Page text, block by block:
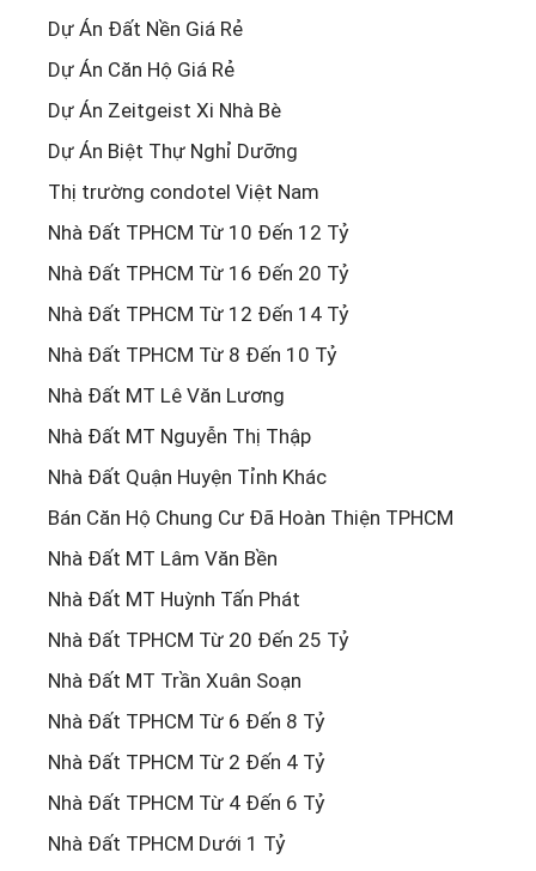
Dự Án Đất Nền Giá Rẻ
Dự Án Căn Hộ Giá Rẻ
Dự Án Zeitgeist Xi Nhà Bè
Dự Án Biệt Thự Nghỉ Dưỡng
Thị trường condotel Việt Nam
Nhà Đất TPHCM Từ 10 Đến 12 Tỷ
Nhà Đất TPHCM Từ 16 Đến 20 Tỷ
Nhà Đất TPHCM Từ 12 Đến 14 Tỷ
Nhà Đất TPHCM Từ 8 Đến 10 Tỷ
Nhà Đất MT Lê Văn Lương
Nhà Đất MT Nguyễn Thị Thập
Nhà Đất Quận Huyện Tỉnh Khác
Bán Căn Hộ Chung Cư Đã Hoàn Thiện TPHCM
Nhà Đất MT Lâm Văn Bền
Nhà Đất MT Huỳnh Tấn Phát
Nhà Đất TPHCM Từ 20 Đến 25 Tỷ
Nhà Đất MT Trần Xuân Soạn
Nhà Đất TPHCM Từ 6 Đến 8 Tỷ
Nhà Đất TPHCM Từ 2 Đến 4 Tỷ
Nhà Đất TPHCM Từ 4 Đến 6 Tỷ
Nhà Đất TPHCM Dưới 1 Tỷ